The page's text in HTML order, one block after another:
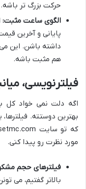
حرکت بزرگ تر باشه.
الگوی ساعت مثبت:
پایانی و آخرین
داشته باشن. این
هم مثبت باشه.
فیلترنویسی،
اگه دلت نمی خواد کل
بهترین دوستته.
مورد نظرت رو پیدا کنی.
فیلترهای حجم
بالاتر گفتیم، می